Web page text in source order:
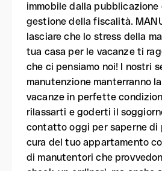
immobile dalla pubblicazione
gestione della fiscalità.
lasciare che lo stress della
tua casa per le vacanze ti
che ci pensiamo noi! I nostri
manutenzione manterranno
vacanze in perfette
rilassarti e goderti il
contatto oggi per saperne di
cura del tuo appartamento
di manutentori che